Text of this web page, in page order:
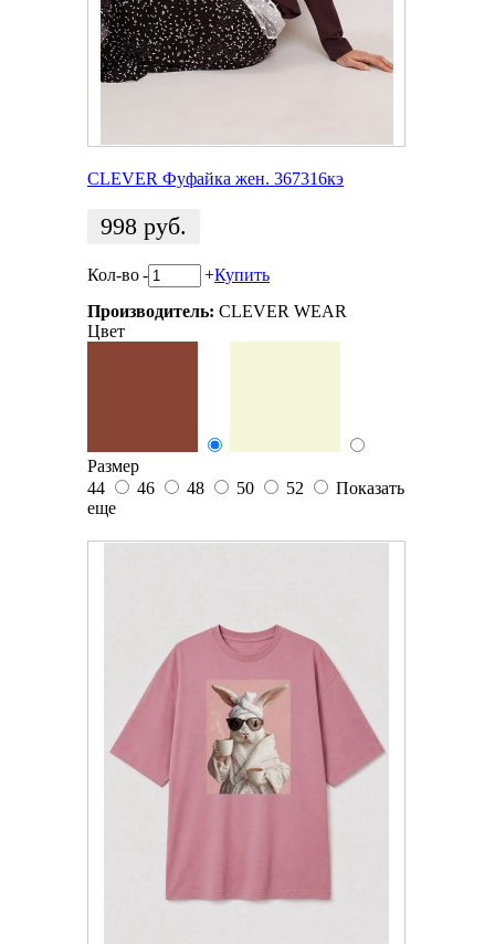
CLEVER Фуфайка жен. 367316кэ
998 руб.
Кол-во- +Купить
Производитель: CLEVER WEAR
Цвет
Размер
44
46 48 50 52
Показать
еще